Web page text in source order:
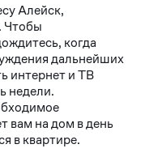
Алейск,
Чтобы
когда
дальнейших
интернет и ТВ
недели.
вам на дом в день
в квартире.